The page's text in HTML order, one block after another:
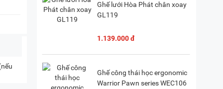
Ghế lưới Hòa Phát chân xoay
GL119
1.139.000 đ
Ghế công thái học ergonomic
Warrior Pawn series WEC106